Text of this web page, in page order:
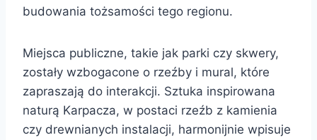
budowania tożsamości tego regionu.
Miejsca publiczne, takie jak parki czy skwery,
zostały wzbogacone o rzeźby i mural, które
zapraszają do interakcji. Sztuka inspirowana
naturą Karpacza, w postaci rzeźb z kamienia
czy drewnianych instalacji, harmonijnie wpisuje